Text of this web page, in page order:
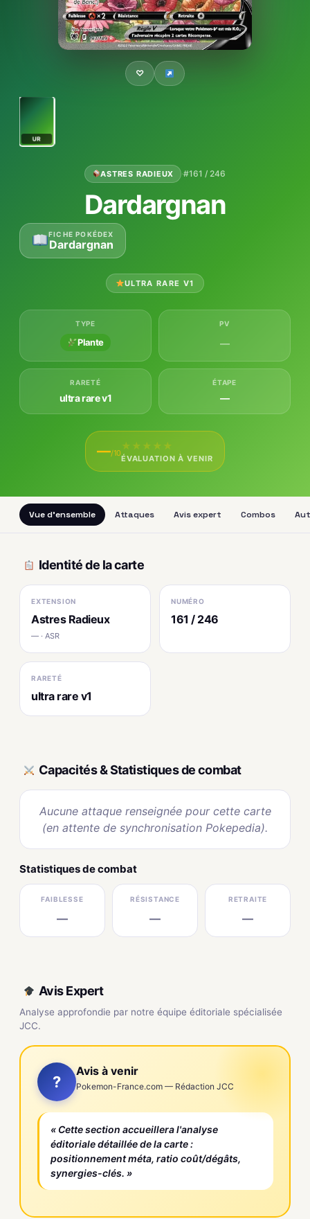
♡
UR
ASTRES RADIEUX ·#161 / 246
Dardargnan
FICHE POKÉDEX
Dardargnan
ULTRA RARE V1
TYPE
Plante
PV
—
RARETÉ
ultra rare v1
ÉTAPE
—
—/10
★ ★ ★ ★ ★
ÉVALUATION À VENIR
Vue d'ensemble Attaques Avis expert Combos
Identité de la carte
EXTENSION
Astres Radieux
— · ASR
NUMÉRO
161 / 246
RARETÉ
ultra rare v1
Capacités & Statistiques de combat
Aucune attaque renseignée pour cette carte
(en attente de synchronisation Pokepedia).
Statistiques de combat
FAIBLESSE
—
RÉSISTANCE
—
RETRAITE
—
Avis Expert
Analyse approfondie par notre équipe éditoriale spécialisée
JCC.
?
Avis à venir
Pokemon-France.com — Rédaction JCC
« Cette section accueillera l'analyse
éditoriale détaillée de la carte :
positionnement méta, ratio coût/dégâts,
synergies-clés. »